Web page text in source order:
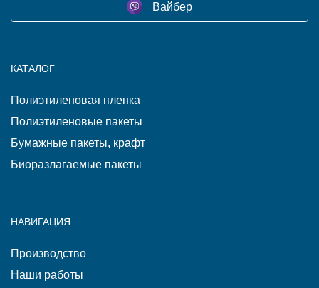
Вайбер
КАТАЛОГ
Полиэтиленовая пленка
Полиэтиленовые пакеты
Бумажные пакеты, крафт
Биоразлагаемые пакеты
НАВИГАЦИЯ
Производство
Наши работы